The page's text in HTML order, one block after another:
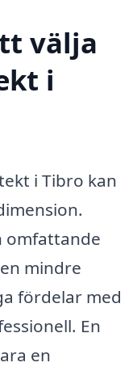
välja
i
i Tibro kan
omfattande
mindre
fördelar med
En
en